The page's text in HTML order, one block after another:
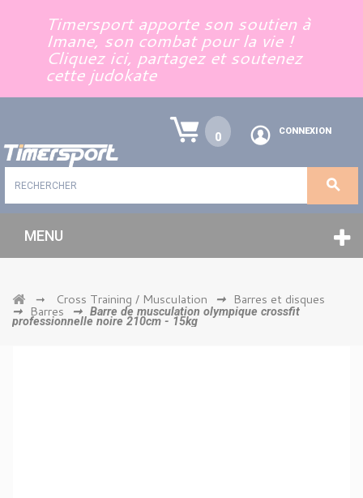
Timersport apporte son soutien à
Imane, son combat pour la vie !
Cliquez ici, partagez et soutenez
cette judokate
0 CONNEXION
MENU
➞ Cross Training / Musculation ➞ Barres et disques
➞ Barres ➞ Barre de musculation olympique crossfit
professionnelle noire 210cm - 15kg